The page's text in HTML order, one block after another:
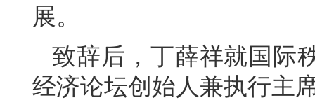
展。
致辞后，丁薛祥就国际
经济论坛创始人兼执行主